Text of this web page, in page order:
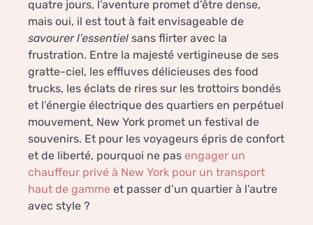
quatre jours, l’aventure promet d’être dense,
mais oui, il est tout à fait envisageable de
savourer l’essentiel sans flirter avec la
frustration. Entre la majesté vertigineuse de ses
gratte-ciel, les effluves délicieuses des food
trucks, les éclats de rires sur les trottoirs bondés
et l’énergie électrique des quartiers en perpétuel
mouvement, New York promet un festival de
souvenirs. Et pour les voyageurs épris de confort
et de liberté, pourquoi ne pas engager un
chauffeur privé à New York pour un transport
haut de gamme et passer d’un quartier à l’autre
avec style ?